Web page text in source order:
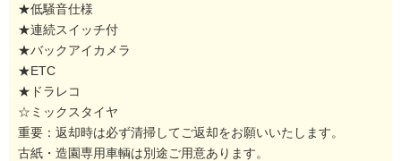
★低騒音仕様
★連続スイッチ付
★バックアイカメラ
★ETC
★ドラレコ
☆ミックスタイヤ
重要：返却時は必ず清掃してご返却をお願いいたします。
古紙・造園専用車輌は別途ご用意あります。